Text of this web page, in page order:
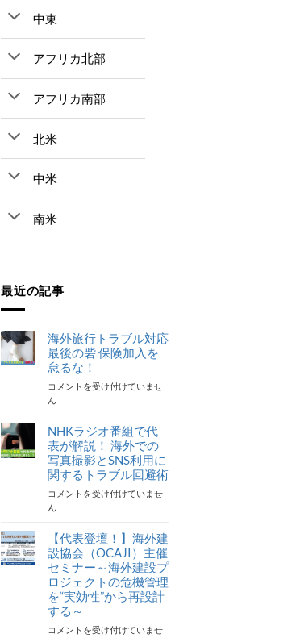
中東
アフリカ北部
アフリカ南部
北米
中米
南米
最近の記事
海外旅行トラブル対応
最後の砦 保険加入を
怠るな！
海
外
行
ト
ラ
ブ
ル
対
応
の
砦
保
険
加
入
を
コメントを受け付けていませ
ん
NHKラジオ番組で代
表が解説！ 海外での
写真撮影とSNS利用に
関するトラブル回避術
NHK
ラ
オ
番
組
で
代
表
が
解
コメントを受け付けていませ
ん
【代表登壇！】海外建
設協会（OCAJI）主催
セミナー～海外建設プ
ロジェクトの危機管理
を“実効性”から再設計
する～
【代
コメントを受け付けていませ